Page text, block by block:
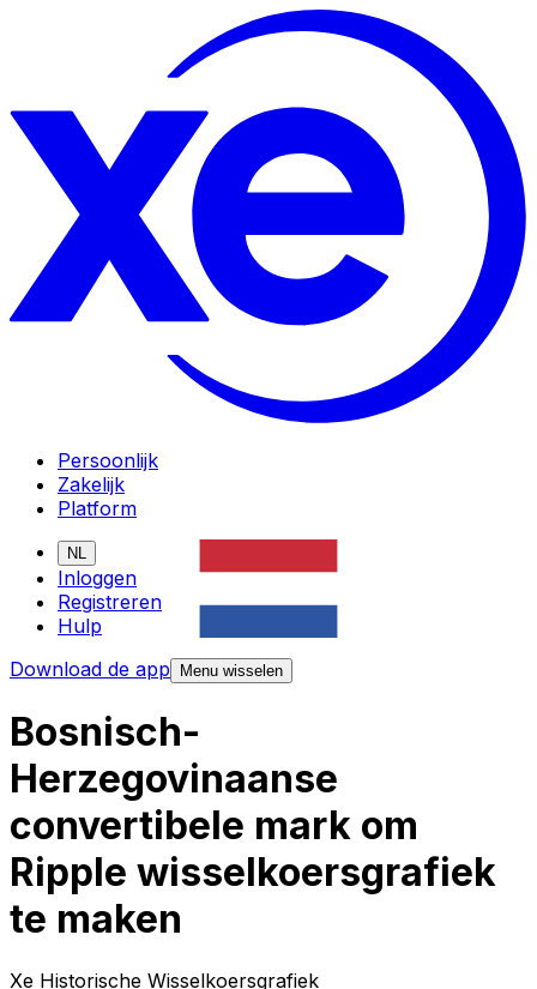
Persoonlijk
Zakelijk
Platform
NL
Inloggen
Registreren
Hulp
Download de app
Menu wisselen
Bosnisch-
Herzegovinaanse
convertibele mark om
Ripple wisselkoersgrafiek
te maken
Xe Historische Wisselkoersgrafiek